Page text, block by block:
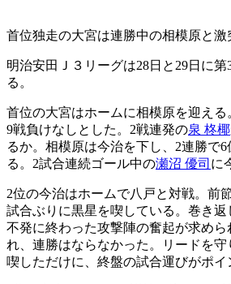
首位独走の大宮は連勝中の相模原と激
明治安田Ｊ３リーグは28日と29日に
る。
首位の大宮はホームに相模原を迎える
9戦負けなしとした。2戦連発の泉 柊椰
るか。相模原は今治を下し、2連勝で
る。2試合連続ゴール中の瀬沼 優司 に
2位の今治はホームで八戸と対戦。前
試合ぶりに黒星を喫している。巻き
不発に終わった攻撃陣の奮起が求め
れ、連勝はならなかった。リードを
喫しただけに、終盤の試合運びがポイ